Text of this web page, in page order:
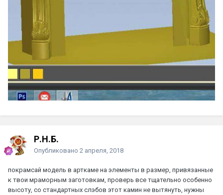
Р.Н.Б.
Опубликовано 2 апреля, 2018
покрамсай модель в арткаме на элементы в размер, привязанные
к твои мраморным заготовкам, проверь все тщательно особенно
высоту, со стандартных слэбов этот камин не вытянуть, нужны